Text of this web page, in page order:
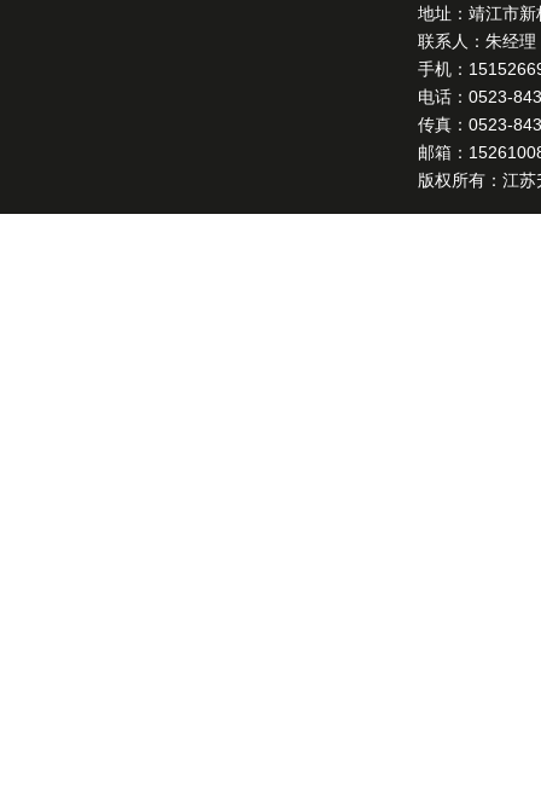
地址：靖江市
联系人：朱经理
手机：
电话：0523-
传真：0523-
邮箱：
版权所有：江